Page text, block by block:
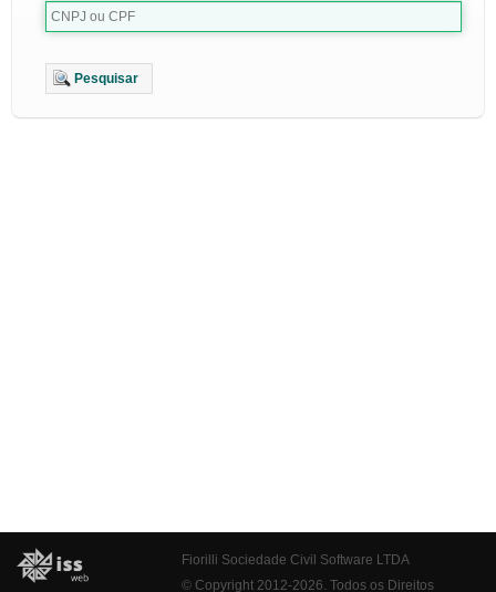
Pesquisar
Fiorilli Sociedade Civil Software LTDA
© Copyright 2012-2026. Todos os Direitos